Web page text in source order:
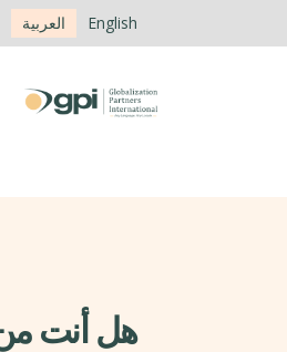
English العربية